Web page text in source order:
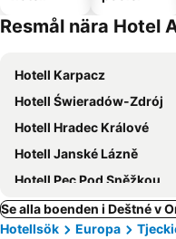
Resmål nära Hotel
Hotell Karpacz
Hotell Świeradów-Zdrój
Hotell Hradec Králové
Hotell Janské Lázně
Hotell Pec Pod Sněžkou
Se alla boenden i Deštné v
Hotellsök
Europa